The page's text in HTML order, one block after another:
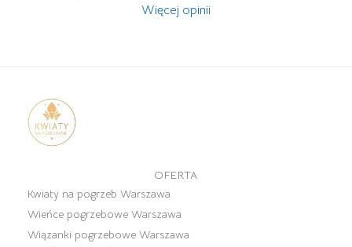
Więcej opinii
OFERTA
Kwiaty na pogrzeb Warszawa
Wieńce pogrzebowe Warszawa
Wiązanki pogrzebowe Warszawa